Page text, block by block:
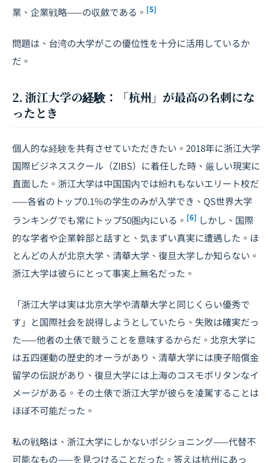
業、企業戦略——の収斂である。 [5]
問題は、台湾の大学がこの優位性を十分に活用しているか
だ。
2. 浙江大学の経験：「杭州」が最高の名刺にな
ったとき
個人的な経験を共有させていただきたい。2018年に浙江大学
国際ビジネススクール（ZIBS）に着任した時、厳しい現実に
直面した。浙江大学は中国国内では紛れもないエリート校だ
——各省のトップ0.1%の学生のみが入学でき、QS世界大学
ランキングでも常にトップ50圏内にいる。 [6] しかし、国際
的な学者や企業幹部と話すと、気まずい真実に遭遇した。ほ
とんどの人が北京大学、清華大学、復旦大学しか知らない。
浙江大学は彼らにとって事実上無名だった。
「浙江大学は実は北京大学や清華大学と同じくらい優秀で
す」と国際社会を説得しようとしていたら、失敗は確実だっ
た——他者の土俵で競うことを意味するからだ。北京大学に
は五四運動の歴史的オーラがあり、清華大学には庚子賠償金
留学の伝説があり、復旦大学には上海のコスモポリタンなイ
メージがある。その土俵で浙江大学が彼らを凌駕することは
ほぼ不可能だった。
私の戦略は、浙江大学にしかないポジショニング——代替不
可能なもの——を見つけることだった。答えは杭州にあっ